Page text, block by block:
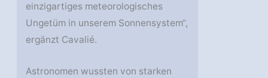
einzigartiges meteorologisches
Ungetüm in unserem Sonnensystem“,
ergänzt Cavalié.
Astronomen wussten von starken